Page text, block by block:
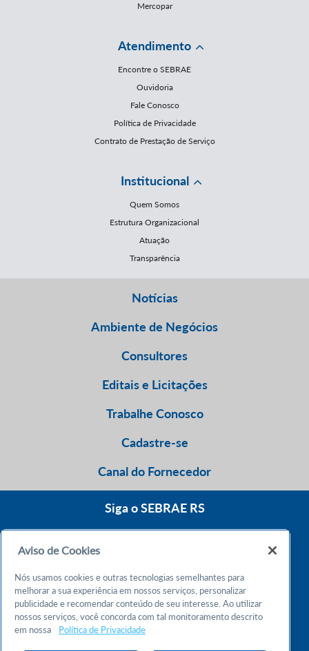
Mercopar
Atendimento
Encontre o SEBRAE
Ouvidoria
Fale Conosco
Política de Privacidade
Contrato de Prestação de Serviço
Institucional
Quem Somos
Estrutura Organizacional
Atuação
Transparência
Notícias
Ambiente de Negócios
Consultores
Editais e Licitações
Trabalhe Conosco
Cadastre-se
Canal do Fornecedor
Siga o SEBRAE RS
Atendimento 24h
Chame no WhatsApp
Aviso de Cookies
Nós usamos cookies e outras tecnologias semelhantes para
melhorar a sua experiência em nossos serviços, personalizar
publicidade e recomendar conteúdo de seu interesse. Ao utilizar
nossos serviços, você concorda com tal monitoramento descrito
em nossa
Política de Privacidade